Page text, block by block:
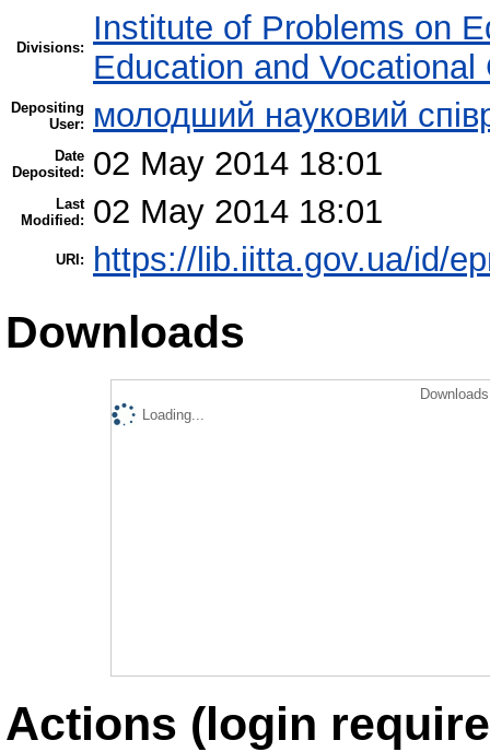
Divisions:
Institute of Problems on
Education and Vocational
Depositing
User:
молодший науковий
Date
Deposited:
02 May 2014 18:01
Last
Modified:
02 May 2014 18:01
URI: https://lib.iitta.gov.ua/id/
Downloads
Loading...
Actions (login